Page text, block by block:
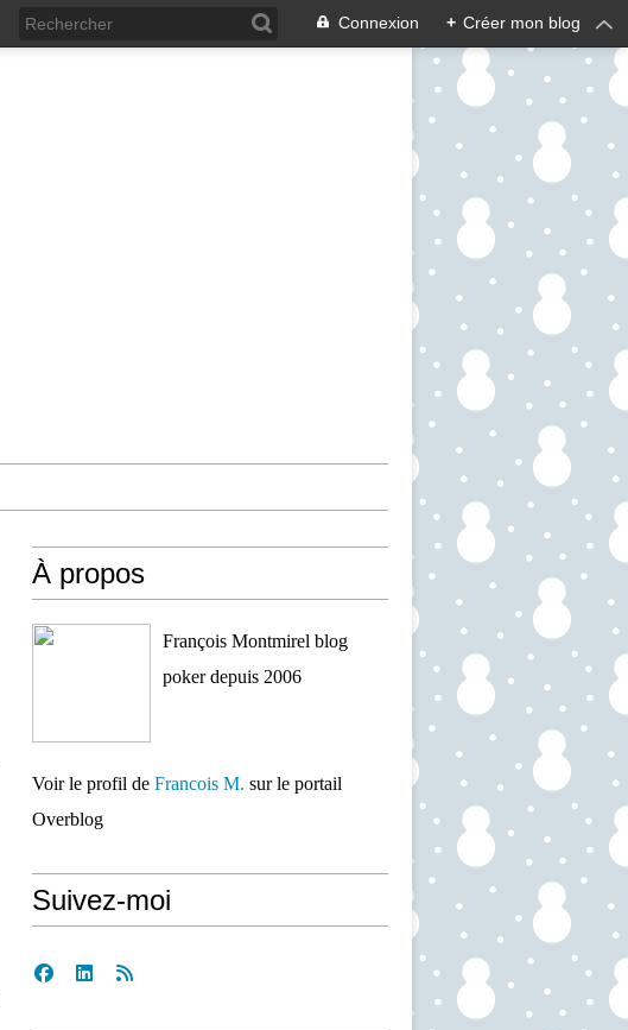
Connexion + Créer mon blog
À propos
François Montmirel blog
poker depuis 2006
Voir le profil de Francois M. sur le portail
Overblog
Suivez-moi